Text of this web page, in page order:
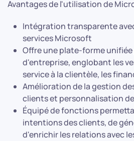
Avantages de l'utilisation de
Intégration transparente
services Microsoft
Offre une plate-forme
d'entreprise, englobant les
service à la clientèle, les
Amélioration de la gestion
clients et personnalisation
Équipé de fonctions
intentions des clients, de
d'enrichir les relations avec